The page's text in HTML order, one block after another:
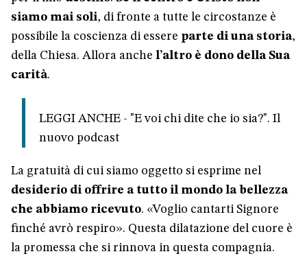
siamo mai soli, di fronte a tutte le circostanze è
possibile la coscienza di essere parte di una storia,
della Chiesa. Allora anche l’altro è dono della Sua
carità.
LEGGI ANCHE - "E voi chi dite che io sia?". Il
nuovo podcast
La gratuità di cui siamo oggetto si esprime nel
desiderio di offrire a tutto il mondo la bellezza
che abbiamo ricevuto. «Voglio cantarti Signore
finché avrò respiro». Questa dilatazione del cuore è
la promessa che si rinnova in questa compagnia.